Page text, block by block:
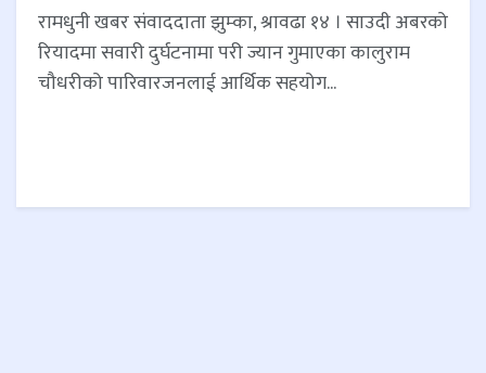
रामधुनी खबर संवाददाता झुम्का, श्रावढा १४ । साउदी अबरको
रियादमा सवारी दुर्घटनामा परी ज्यान गुमाएका कालुराम
चौधरीको पारिवारजनलाई आर्थिक सहयोग...